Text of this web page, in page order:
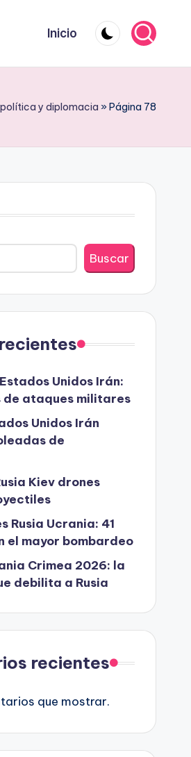
Inicio
y diplomacia »Página 78
Buscar
Unidos Irán:
de ataques militares
Unidos Irán
de
Kiev drones
Rusia Ucrania: 41
el mayor bombardeo
Crimea 2026: la
debilita a Rusia
recientes
que mostrar.